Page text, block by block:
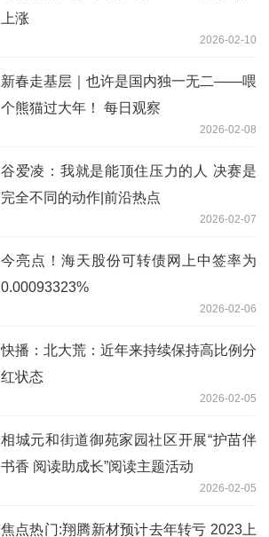
上涨
2026-02-10
新春走基层｜也许是国内独一无二——喂
个熊猫过大年！ 每日观察
2026-02-08
谷爱凌：我就是能顶住压力的人 决赛是
完全不同的动作|前沿热点
2026-02-07
今亮点！海天股份可转债网上中签率为
0.00093323%
2026-02-06
快播：北大荒：近年来持续保持高比例分
红状态
2026-02-05
相城元和街道御苑家园社区开展“护苗伴
书香 阅读助成长”阅读主题活动
2026-02-05
焦点热门:翔腾新材预计去年转亏 2023上